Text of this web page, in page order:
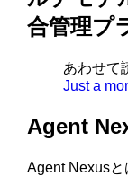
合管理プ
あわせて
Just a
Agent
Agent Nexus